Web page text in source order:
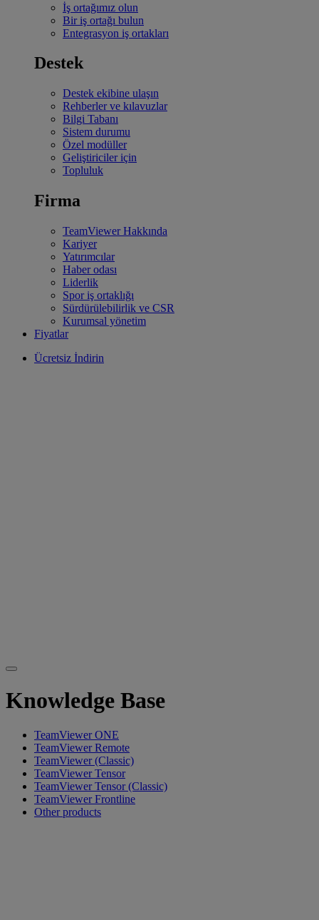
İş ortağımız olun
Bir iş ortağı bulun
Entegrasyon iş ortakları
Destek
Destek ekibine ulaşın
Rehberler ve kılavuzlar
Bilgi Tabanı
Sistem durumu
Özel modüller
Geliştiriciler için
Topluluk
Firma
TeamViewer Hakkında
Kariyer
Yatırımcılar
Haber odası
Liderlik
Spor iş ortaklığı
Sürdürülebilirlik ve CSR
Kurumsal yönetim
Fiyatlar
Ücretsiz İndirin
Knowledge Base
TeamViewer ONE
TeamViewer Remote
TeamViewer (Classic)
TeamViewer Tensor
TeamViewer Tensor (Classic)
TeamViewer Frontline
Other products